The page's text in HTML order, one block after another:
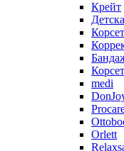
Крейт
medi
Orlett